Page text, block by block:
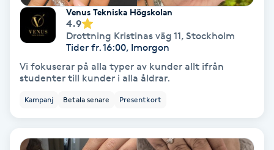
Torr hårbotten
Torrborstning
Triggerpunktsmassage
Träning
Venus Tekniska Högskolan
4.9
Drottning Kristinas väg 11, Stockholm
Tider fr. 16:00, Imorgon
Vi fokuserar på alla typer av kunder allt ifrån
studenter till kunder i alla åldrar.
Kampanj Betala senare Presentkort